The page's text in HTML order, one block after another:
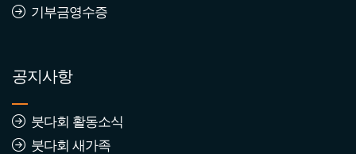
기부금영수증
공지사항
붓다회 활동소식
붓다회 새가족